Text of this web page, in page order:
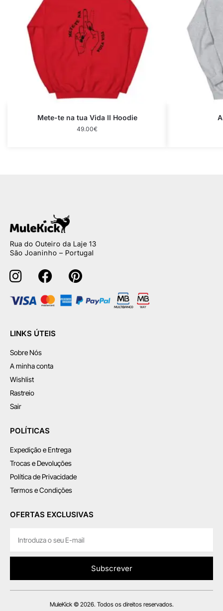
Mete-te na tua Vida II Hoodie
49.00€
Rua do Outeiro da Laje 13
São Joaninho – Portugal
LINKS ÚTEIS
Sobre Nós
A minha conta
Wishlist
Rastreio
Sair
POLÍTICAS
Expedição e Entrega
Trocas e Devoluções
Política de Privacidade
Termos e Condições
OFERTAS EXCLUSIVAS
Subscrever
MuleKick © 2026. Todos os direitos reservados.